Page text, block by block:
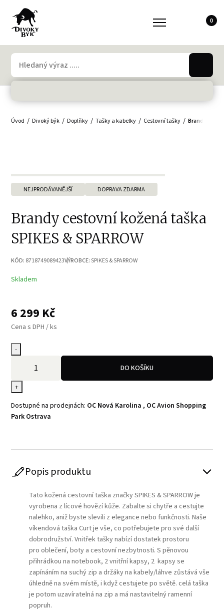
0
Úvod Divoký býk Doplňky Tašky a kabelky Cestovní tašky Brandy
NEJPRODÁVANĚJŠÍ DOPRAVA ZDARMA
Brandy cestovní kožená taška
SPIKES & SPARROW
KÓD: 8718749089423VÝROBCE: SPIKES & SPARROW
Skladem
6 299 Kč
Cena s DPH / ks
-
+
DO KOŠÍKU
Dostupné na prodejnách: OC Nová Karolina , OC Avion Shopping
Park Ostrava
Popis produktu
Tato kožená cestovní taška značky SPIKES & SPARROW je
vyrobena z lícové hovězí kůže. Zabalte si chytře a cestujte
nalehko, aniž byste slevili z elegance nebo funkčnosti. Naše
víkendová taška Curt je vše, co potřebujete pro své další
dobrodružství. Vnitřek tašky nabízí dostatek prostoru
pro oblečení, boty a cestovní nezbytnosti. S pěnovou
přihrádkou na notebook, 2 vnitřní kapsy, 2 kapsy se
zapínáním na suchý zip a držáky na kabely/láhve zůstává vše
úhledně na svém místě, i když cestujete po světě. celá taška
je potom uzavíratelná na zip a má nastavitelný ramenní
popruh.